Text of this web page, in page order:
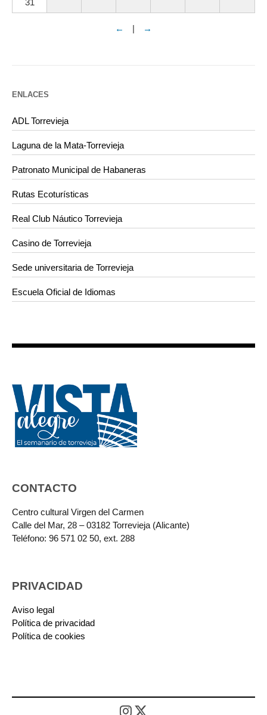
31
← | →
ENLACES
ADL Torrevieja
Laguna de la Mata-Torrevieja
Patronato Municipal de Habaneras
Rutas Ecoturísticas
Real Club Náutico Torrevieja
Casino de Torrevieja
Sede universitaria de Torrevieja
Escuela Oficial de Idiomas
CONTACTO
Centro cultural Virgen del Carmen
Calle del Mar, 28 – 03182 Torrevieja (Alicante)
Teléfono: 96 571 02 50, ext. 288
PRIVACIDAD
Aviso legal
Política de privacidad
Política de cookies